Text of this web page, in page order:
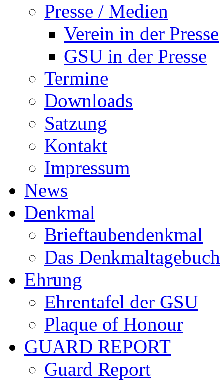
Presse / Medien
Verein in der Presse
GSU in der Presse
Termine
Downloads
Satzung
Kontakt
Impressum
News
Denkmal
Brieftaubendenkmal
Das Denkmaltagebuch
Ehrung
Ehrentafel der GSU
Plaque of Honour
GUARD REPORT
Guard Report